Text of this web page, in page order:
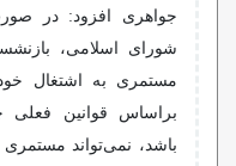
جواهری افزود: در
شورای اسلامی،
مستمری به اشتغال
براساس قوانین فعلی
باشد، نمی‌تواند